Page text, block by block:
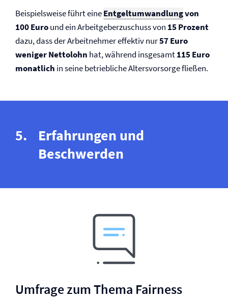
Beispielsweise führt eineEntgeltumwandlungvon
100 Euround ein Arbeitgeberzuschuss von 15 Prozent
dazu, dass der Arbeitnehmer effektiv nur57 Euro
weniger Nettolohn hat, während insgesamt115 Euro
monatlich in seine betriebliche Altersvorsorge fließen.
Erfahrungen und
Beschwerden
Umfrage zum Thema Fairness